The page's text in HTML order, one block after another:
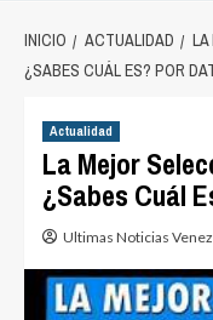
INICIO ACTUALIDAD
LA
¿SABES CUÁL ES? POR
Actualidad
La Mejor
¿Sabes Cuál
Ultimas Noticias